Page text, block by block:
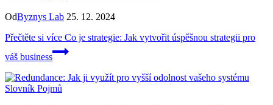
OdByznys Lab 25. 12. 2024
Přečtěte si více Co je strategie: Jak vytvořit úspěšnou strategii pro
váš business
Slovník Pojmů